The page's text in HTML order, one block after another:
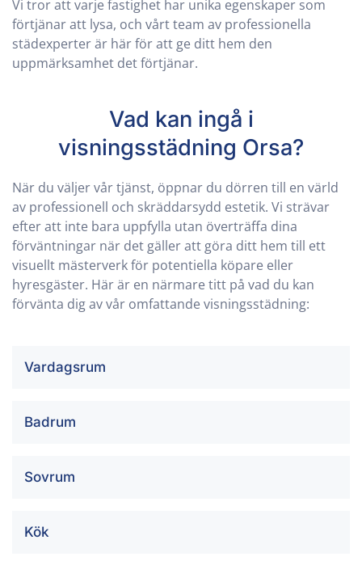
Vi tror att varje fastighet har unika egenskaper som
förtjänar att lysa, och vårt team av professionella
städexperter är här för att ge ditt hem den
uppmärksamhet det förtjänar.
Vad kan ingå i
visningsstädning Orsa?
När du väljer vår tjänst, öppnar du dörren till en värld
av professionell och skräddarsydd estetik. Vi strävar
efter att inte bara uppfylla utan överträffa dina
förväntningar när det gäller att göra ditt hem till ett
visuellt mästerverk för potentiella köpare eller
hyresgäster. Här är en närmare titt på vad du kan
förvänta dig av vår omfattande visningsstädning:
Vardagsrum
Badrum
Sovrum
Kök